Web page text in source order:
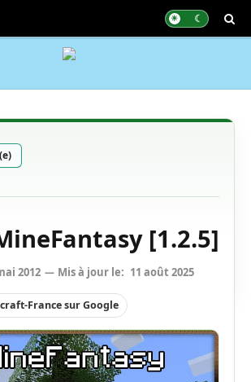
[1.2.5]
2012 Mis à jour le: 11 août 2025
France sur Google